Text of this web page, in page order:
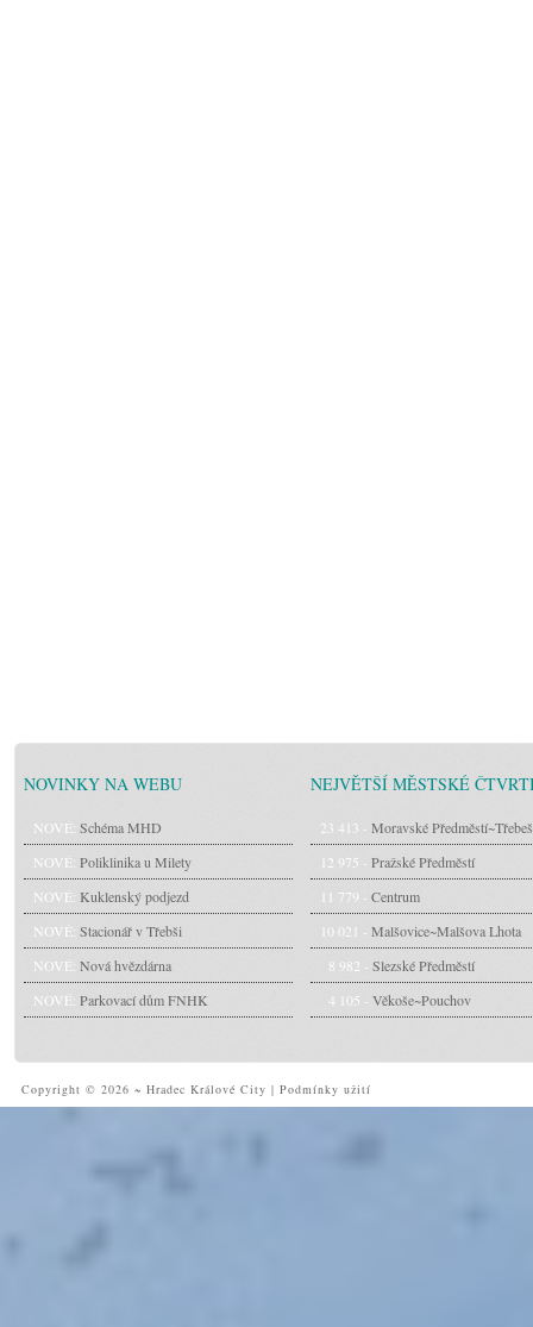
NOVINKY NA WEBU
NOVÉ: Schéma MHD
NOVÉ: Poliklinika u Milety
NOVÉ: Kuklenský podjezd
NOVÉ: Stacionář v Třebši
NOVÉ: Nová hvězdárna
NOVÉ: Parkovací dům FNHK
NEJVĚTŠÍ MĚSTSKÉ
23 413 - Moravské Předměstí~Třebeš
12 975 - Pražské Předměstí
11 779 - Centrum
10 021 - Malšovice~Malšova Lhota
8 982 - Slezské Předměstí
4 105 - Věkoše~Pouchov
Copyright © 2026 ~ Hradec Králové City | Podmínky užití